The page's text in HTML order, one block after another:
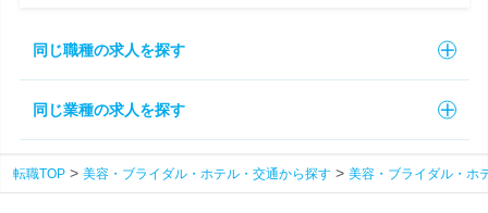
同じ職種の求人を探す
同じ業種の求人を探す
転職TOP 美容・ブライダル・ホテル・交通から探す 美容・ブライダル・ホ